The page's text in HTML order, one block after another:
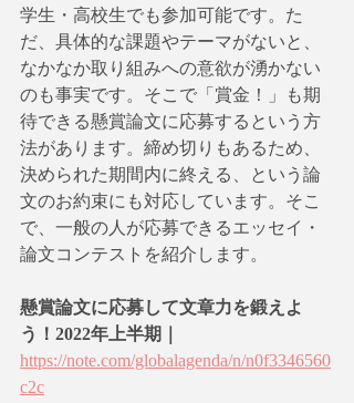
学生・高校生でも参加可能です。た
だ、具体的な課題やテーマがないと、
なかなか取り組みへの意欲が湧かない
のも事実です。そこで「賞金！」も期
待できる懸賞論文に応募するという方
法があります。締め切りもあるため、
決められた期間内に終える、という論
文のお約束にも対応しています。そこ
で、一般の人が応募できるエッセイ・
論文コンテストを紹介します。
懸賞論文に応募して文章力を鍛えよ
う！2022年上半期｜
https://note.com/globalagenda/n/n0f3346560
c2c